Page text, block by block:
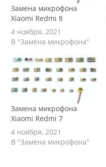
Замена микрофона
Xiaomi Redmi 8
4 ноября, 2021
В "Замена микрофона"
Замена микрофона
Xiaomi Redmi 7
4 ноября, 2021
В "Замена микрофона"